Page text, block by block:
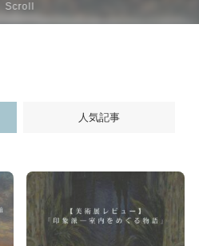
Scroll
人気記事